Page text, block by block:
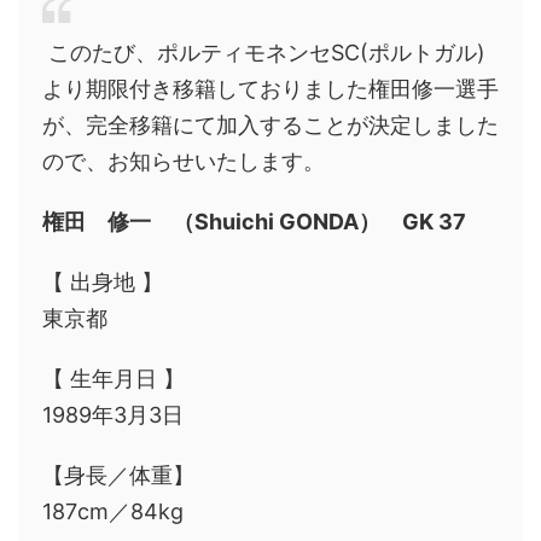
このたび、ポルティモネンセSC(ポルトガル)
より期限付き移籍しておりました権田修一選手
が、完全移籍にて加入することが決定しました
ので、お知らせいたします。
権田 修一 （Shuichi GONDA） GK 37
【 出身地 】
東京都
【 生年月日 】
1989年3月3日
【身長／体重】
187cm／84kg